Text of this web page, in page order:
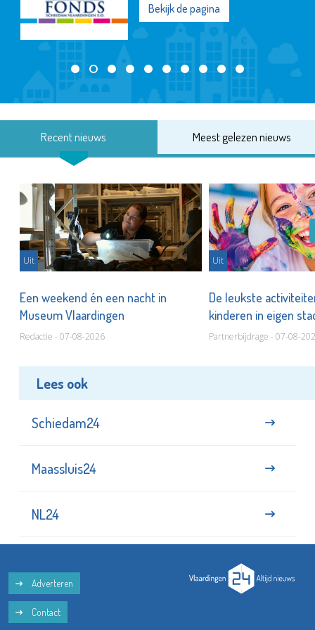
Bekijk de pagina
Recent nieuws Meest gelezen nieuws
Uit
Een weekend én een nacht in
Museum Vlaardingen
Redactie - 07-08-2026
Uit
De leukste
kinderen in eigen
Partnerbijdrage - 07-08-
Lees ook
Schiedam24
Maassluis24
NL24
Adverteren
Contact